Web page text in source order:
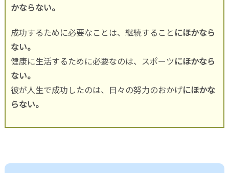
かならない。
成功するために必要なことは、継続すること にほかなら
ない。
健康に生活するために必要なのは、スポーツにほかなら
ない。
彼が人生で成功したのは、日々の努力のおかげにほかな
らない。